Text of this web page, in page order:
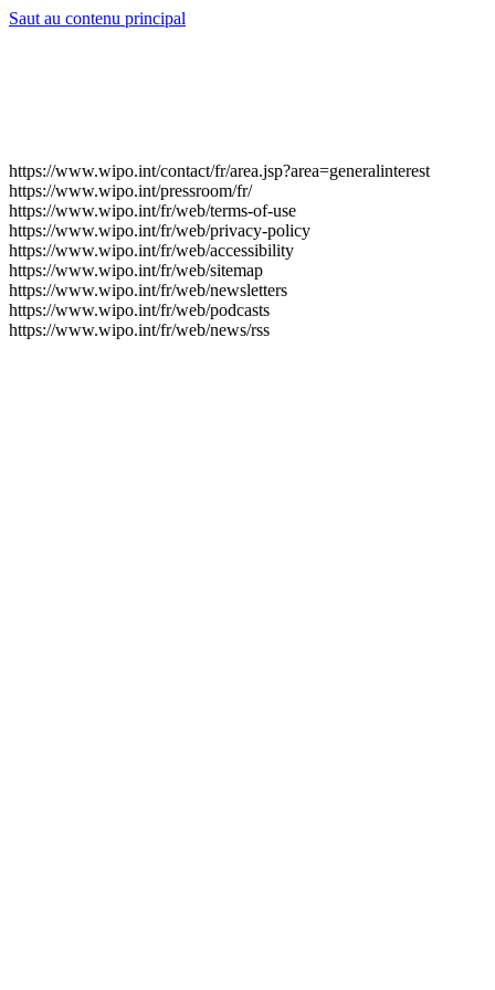
Saut au contenu principal
https://www.wipo.int/contact/fr/area.jsp?area=generalinterest
https://www.wipo.int/pressroom/fr/
https://www.wipo.int/fr/web/terms-of-use
https://www.wipo.int/fr/web/privacy-policy
https://www.wipo.int/fr/web/accessibility
https://www.wipo.int/fr/web/sitemap
https://www.wipo.int/fr/web/newsletters
https://www.wipo.int/fr/web/podcasts
https://www.wipo.int/fr/web/news/rss